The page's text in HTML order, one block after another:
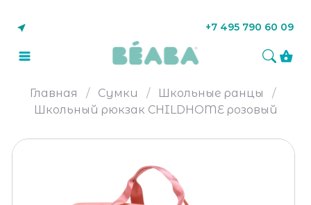
+7 495 790 60 09
Главная Сумки
Школьные ранцы
Школьный рюкзак CHILDHOME розовый